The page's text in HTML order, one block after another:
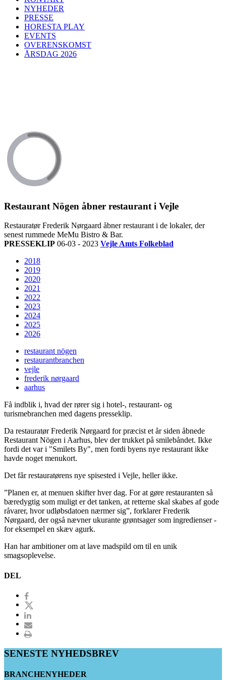
NYHEDER
PRESSE
HORESTA PLAY
EVENTS
OVERENSKOMST
ÅRSDAG 2026
Restaurant Nögen åbner restaurant i Vejle
Restauratør Frederik Nørgaard åbner restaurant i de lokaler, der
senest rummede MeMu Bistro & Bar.
PRESSEKLIP 06-03 - 2023 Vejle Amts Folkeblad
2018
2019
2020
2021
2022
2023
2024
2025
2026
restaurant nögen
restaurantbranchen
vejle
frederik nørgaard
aarhus
Få indblik i, hvad der rører sig i hotel-, restaurant- og
turismebranchen med dagens presseklip.
Da restauratør Frederik Nørgaard for præcist et år siden åbnede
Restaurant Nögen i Aarhus, blev der trukket på smilebåndet. Ikke
fordi det var i "Smilets By", men fordi byens nye restaurant ikke
havde noget menukort.
Det får restauratørens nye spisested i Vejle, heller ikke.
”Planen er, at menuen skifter hver dag. For at gøre restauranten så
bæredygtig som muligt er det tanken, at retterne skal skabes af gode
råvarer, hvor udløbsdatoen nærmer sig”, forklarer Frederik
Nørgaard, der også nævner ukurante grøntsager som ingredienser -
for eksempel en skæv agurk.
Han har ambitioner om at lave madspild om til en unik
smagsoplevelse.
DEL
SENESTE NYHEDSBREV
BRANCHENYHEDER